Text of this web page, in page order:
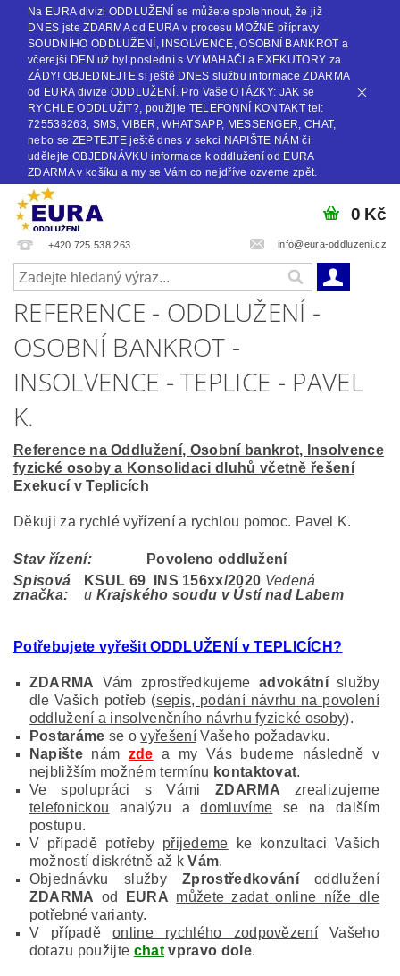
Na EURA divizi ODDLUŽENÍ se můžete spolehnout, že již
DNES jste ZDARMA od EURA v procesu MOŽNÉ přípravy
SOUDNÍHO ODDLUŽENÍ, INSOLVENCE, OSOBNÍ BANKROT a
včerejší DEN už byl poslední s VYMAHAČI a EXEKUTORY za
ZÁDY! OBJEDNEJTE si ještě DNES službu informace ZDARMA
od EURA divize ODDLUŽENÍ. Pro Vaše OTÁZKY: JAK se
RYCHLE ODDLUŽIT?, použijte TELEFONNÍ KONTAKT tel:
725538263, SMS, VIBER, WHATSAPP, MESSENGER, CHAT,
nebo se ZEPTEJTE ještě dnes v sekci NAPIŠTE NÁM či
udělejte OBJEDNÁVKU informace k oddlužení od EURA
ZDARMA v košíku a my se Vám co nejdříve ozveme zpět.
+420 725 538 263 info@eura-oddluzeni.cz
0 Kč
REFERENCE - ODDLUŽENÍ -
OSOBNÍ BANKROT -
INSOLVENCE - TEPLICE - PAVEL
K.
Reference na Oddlužení, Osobní bankrot, Insolvence
fyzické osoby a Konsolidaci dluhů včetně řešení
Exekucí v Teplicích
Děkuji za rychlé vyřízení a rychlou pomoc. Pavel K.
Stav řízení:
Povoleno oddlužení
Spisová
značka:
KSUL 69 INS 156xx/2020 Vedená
u Krajského soudu v Ústí nad Labem
Potřebujete vyřešit ODDLUŽENÍ v TEPLICÍCH?
ZDARMA Vám zprostředkujeme advokátníslužby
dle Vašich potřeb (sepis, podání návrhu na povolení
oddlužení a insolvenčního návrhu fyzické osoby).
Postaráme se ovyřešeníVašeho požadavku.
Napištenám zde a my Vás budeme následně v
nejbližším možném termínu kontaktovat.
Ve spolupráci s Vámi ZDARMA zrealizujeme
telefonickou analýzu adomluvíme se na dalším
postupu.
V případě potřeby přijedeme ke konzultaci Vašich
možností diskrétně až kVám.
Objednávku služby
Zprostředkováníoddlužení
ZDARMA od EURA můžete zadat online níže dle
potřebné varianty.
V případěonline rychlého zodpovězení Vašeho
dotazu použijte chatvpravo dole.